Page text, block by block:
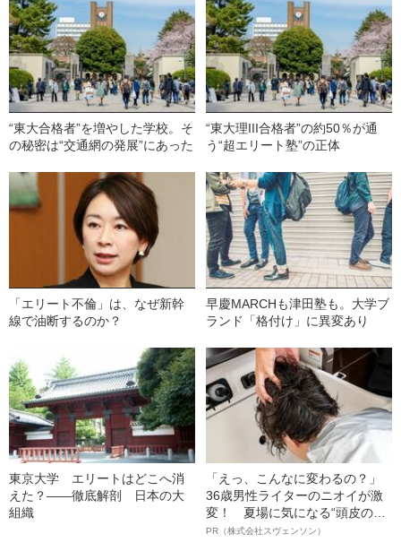
“東大合格者”を増やした学校。そ
の秘密は“交通網の発展”にあった
“東大理III合格者”の約50％が通
う“超エリート塾”の正体
「エリート不倫」は、なぜ新幹
線で油断するのか？
早慶MARCHも津田塾も。大学ブ
ランド「格付け」に異変あり
東京大学 エリートはどこへ消
えた？――徹底解剖 日本の大
組織
「えっ、こんなに変わるの？」
36歳男性ライターのニオイが激
変！ 夏場に気になる“頭皮のニ
オイ”や“ベタつき”を解消す
PR（株式会社スヴェンソン）